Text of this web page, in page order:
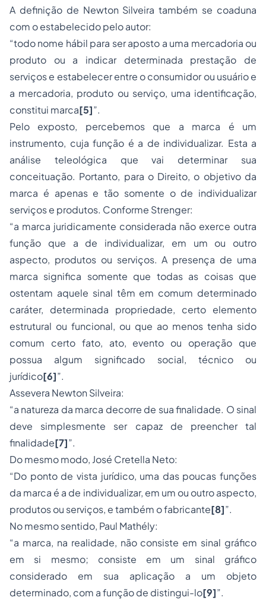
A definição de Newton Silveira também se coaduna
com o estabelecido pelo autor:
“todo nome hábil para ser aposto a uma mercadoria ou
produto ou a indicar determinada prestação de
serviços e estabelecer entre o consumidor ou usuário e
a mercadoria, produto ou serviço, uma identificação,
constitui marca[5]”.
Pelo exposto, percebemos que a marca é um
instrumento, cuja função é a de individualizar. Esta a
análise teleológica que vai determinar sua
conceituação. Portanto, para o Direito, o objetivo da
marca é apenas e tão somente o de individualizar
serviços e produtos. Conforme Strenger:
“a marca juridicamente considerada não exerce outra
função que a de individualizar, em um ou outro
aspecto, produtos ou serviços. A presença de uma
marca significa somente que todas as coisas que
ostentam aquele sinal têm em comum determinado
caráter, determinada propriedade, certo elemento
estrutural ou funcional, ou que ao menos tenha sido
comum certo fato, ato, evento ou operação que
possua algum significado social, técnico ou
jurídico[6]”.
Assevera Newton Silveira:
“a natureza da marca decorre de sua finalidade. O sinal
deve simplesmente ser capaz de preencher tal
finalidade[7]”.
Do mesmo modo, José Cretella Neto:
“Do ponto de vista jurídico, uma das poucas funções
da marca é a de individualizar, em um ou outro aspecto,
produtos ou serviços, e também o fabricante[8]”.
No mesmo sentido, Paul Mathély:
“a marca, na realidade, não consiste em sinal gráfico
em si mesmo; consiste em um sinal gráfico
considerado em sua aplicação a um objeto
determinado, com a função de distingui-lo[9]”.